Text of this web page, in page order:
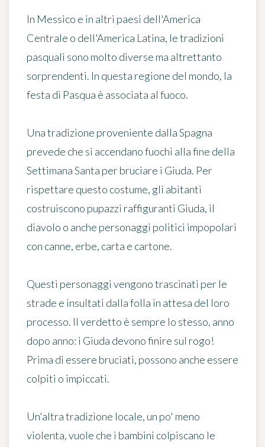
In Messico e in altri paesi dell'America
Centrale o dell'America Latina, le tradizioni
pasquali sono molto diverse ma altrettanto
sorprendenti. In questa regione del mondo, la
festa di Pasqua è associata al fuoco.
Una tradizione proveniente dalla Spagna
prevede che si accendano fuochi alla fine della
Settimana Santa per bruciare i Giuda. Per
rispettare questo costume, gli abitanti
costruiscono pupazzi raffiguranti Giuda, il
diavolo o anche personaggi politici impopolari
con canne, erbe, carta e cartone.
Questi personaggi vengono trascinati per le
strade e insultati dalla folla in attesa del loro
processo. Il verdetto è sempre lo stesso, anno
dopo anno: i Giuda devono finire sul rogo!
Prima di essere bruciati, possono anche essere
colpiti o impiccati.
Un'altra tradizione locale, un po' meno
violenta, vuole che i bambini colpiscano le